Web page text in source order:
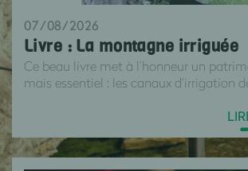
07/08/2026
Livre : La montagne irriguée
Ce beau livre met à l’honneur un
mais essentiel : les canaux d’irrigation